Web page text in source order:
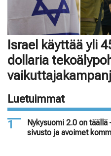
Israel käyttää yli
dollaria
Luetuimmat
Nykysuomi 2.0 on täällä
sivusto ja avoimet